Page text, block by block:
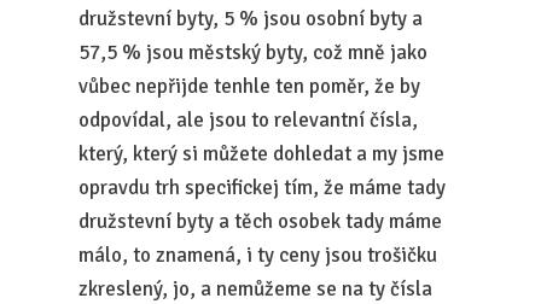
družstevní byty, 5 % jsou osobní byty a
57,5 % jsou městský byty, což mně jako
vůbec nepřijde tenhle ten poměr, že by
odpovídal, ale jsou to relevantní čísla,
který, který si můžete dohledat a my jsme
opravdu trh specifickej tím, že máme tady
družstevní byty a těch osobek tady máme
málo, to znamená, i ty ceny jsou trošičku
zkreslený, jo, a nemůžeme se na ty čísla